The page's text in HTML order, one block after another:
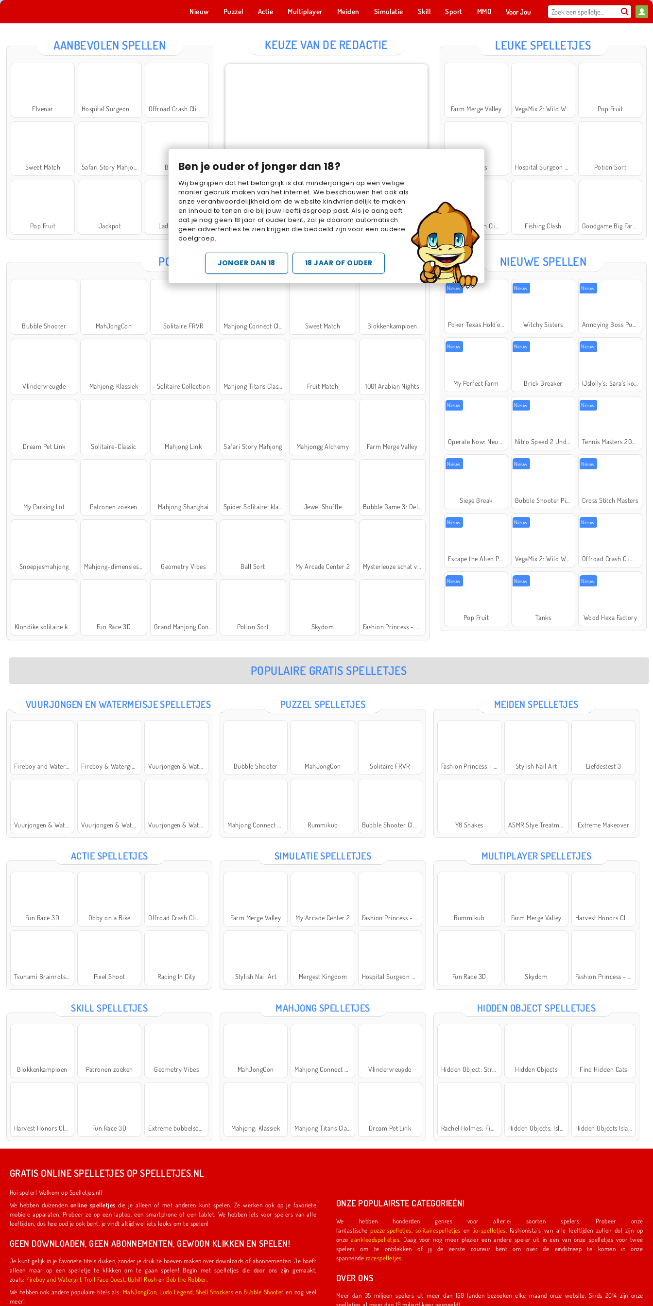
Ben je ouder of jonger dan 18?
Wij begrijpen dat het belangrijk is dat minderjarigen op een veilige
manier gebruik maken van het internet. We beschouwen het ook als
onze verantwoordelijkheid om de website kindvriendelijk te maken
en inhoud te tonen die bij jouw leeftijdsgroep past. Als je aangeeft
dat je nog geen 18 jaar of ouder bent, zal je daarom automatisch
geen advertenties te zien krijgen die bedoeld zijn voor een oudere
doelgroep.
JONGER DAN 18 18 JAAR OF OUDER
Nieuw Puzzel Actie Multiplayer Meiden Simulatie Skill Sport MMO Voor Jou
AANBEVOLEN SPELLEN
Elvenar
Sweet Match Ball Sort
Pop Fruit Jackpot Lady Popular
KEUZE VAN DE REDACTIE
Cake Merge 2 Cross Stitch Masters
Cake Merge 2 Marble Sort Star Stable
LEUKE SPELLETJES
Farm Merge Valley VegaMix 2: Wild West Pop Fruit
Bubbits Potion Sort
Fishing Clash
POPULAIRE SPELLETJES
Bubble Shooter MahJongCon Solitaire FRVR Mahjong Connect Classic Sweet Match Blokkenkampioen
Vlindervreugde Mahjong: Klassiek Solitaire Collection Fruit Match 1001 Arabian Nights
Dream Pet Link Solitaire-Classic Mahjong Link Safari Story Mahjong Mahjongg Alchemy Farm Merge Valley
My Parking Lot Patronen zoeken Mahjong Shanghai Jewel Shuffle
Snoepjesmahjong Mahjong-dimensies: 900 seconden Geometry Vibes Ball Sort My Arcade Center 2 Mysterieuze schat van de zee
Fun Race 3D Potion Sort Skydom
NIEUWE SPELLEN
Nieuw Nieuw
Witchy Sisters
Nieuw
Nieuw
My Perfect Farm
Nieuw
Brick Breaker
Nieuw
Nieuw Nieuw Nieuw
Nieuw
Siege Break
Nieuw Nieuw
Cross Stitch Masters
Nieuw Nieuw
VegaMix 2: Wild West
Nieuw
Nieuw
Pop Fruit
Nieuw
Tanks
Nieuw
Wood Hexa Factory
POPULAIRE GRATIS SPELLETJES
VUURJONGEN EN WATERMEISJE SPELLETJES PUZZEL SPELLETJES
Bubble Shooter MahJongCon Solitaire FRVR
Rummikub
MEIDEN SPELLETJES
Stylish Nail Art Liefdestest 3
Y8 Snakes Extreme Makeover
ACTIE SPELLETJES
Fun Race 3D Obby on a Bike
Pixel Shoot Racing In City
SIMULATIE SPELLETJES
Farm Merge Valley My Arcade Center 2
Stylish Nail Art Mergest Kingdom
MULTIPLAYER SPELLETJES
Rummikub Farm Merge Valley
Fun Race 3D Skydom
SKILL SPELLETJES
Blokkenkampioen Patronen zoeken Geometry Vibes
Fun Race 3D
MAHJONG SPELLETJES
MahJongCon Vlindervreugde
Mahjong: Klassiek Dream Pet Link
HIDDEN OBJECT SPELLETJES
Hidden Objects Find Hidden Cats
GRATIS ONLINE SPELLETJES OP SPELLETJES.NL
Hoi speler! Welkom op Spelletjes.nl!
We hebben duizenden online spelletjes die je alleen of met anderen kunt spelen. Ze werken ook op je favoriete
mobiele apparaten. Probeer ze op een laptop, een smartphone of een tablet. We hebben iets voor spelers van alle
leeftijden, dus hoe oud je ook bent, je vindt altijd wel iets leuks om te spelen!
GEEN DOWNLOADEN, GEEN ABONNEMENTEN, GEWOON KLIKKEN EN SPELEN!
Je kunt gelijk in je favoriete titels duiken, zonder je druk te hoeven maken over downloads of abonnementen. Je hoeft
alleen maar op een spelletje te klikken om te gaan spelen! Begin met spelletjes die door ons zijn gemaakt,
zoals:
Fireboy and Watergirl ,Troll Face Quest Uphill Rush en Bob the Robber
We hebben ook andere populaire titels als: MahJongCon Ludo Legend Shell Shockers en Bubble Shooter en nog veel
meer!
ONZE POPULAIRSTE CATEGORIEËN!
We hebben honderden genres voor allerlei soorten spelers. Probeer onze
fantastischepuzzelspelletjes solitairespelletjes en .io-spelletjes
onzeaankleedspelletjes . Daag voor nog meer plezier een andere speler uit in een van onze spelletjes voor twee
spelers om te ontdekken of jij de eerste coureur bent om over de eindstreep te komen in onze
spannende racespelletjes
OVER ONS
Meer dan 35 miljoen spelers uit meer dan 150 landen bezoeken elke maand onze website. Sinds 2014 zijn onze